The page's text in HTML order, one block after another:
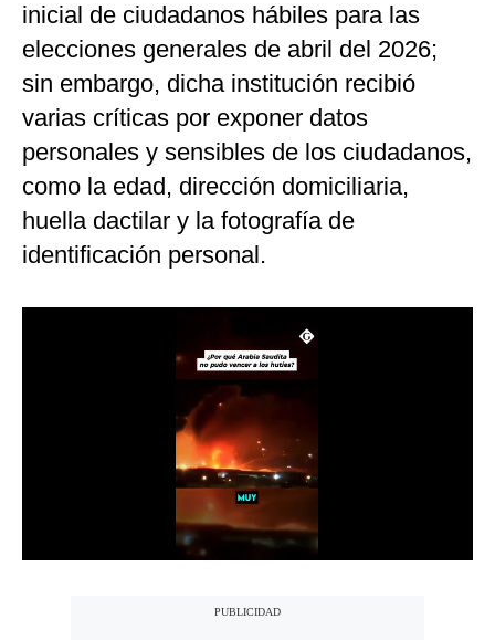
Mix
G de Gestión
Notas Contratadas
Podcast
Gestión TV
Condiciones
inicial de ciudadanos hábiles para las
elecciones generales de abril del 2026;
sin embargo, dicha institución recibió
varias críticas por exponer datos
personales y sensibles de los ciudadanos,
como la edad, dirección domiciliaria,
huella dactilar y la fotografía de
identificación personal.